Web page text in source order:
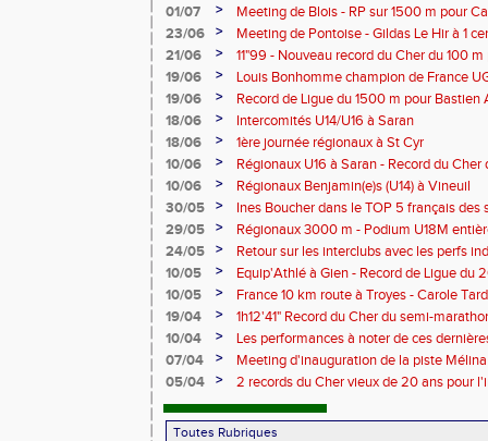
01/07
>
Meeting de Blois - RP sur 1500 m pour
23/06
>
Meeting de Pontoise - Gildas Le Hir à 1
Cher sur 800 m
21/06 >
11"99 - Nouveau record du Cher du 100
19/06
>
Louis Bonhomme champion de France
5'45"83
19/06 >
Record de Ligue du 1500 m pour
18/06
>
Intercomités U14/U16 à Saran
18/06
>
1ère journée régionaux à St Cyr
10/06
>
Régionaux U16 à Saran - Record du
Bonhomme - 2'38"80
10/06 >
Régionaux Benjamin(e)s (U14) à Vineuil
30/05
>
Ines Boucher dans le TOP 5 français des
29/05
>
Régionaux 3000 m - Podium U18M
24/05
>
Retour sur les interclubs avec les perfs
10/05
>
Equip'Athlé à Gien - Record de Ligue du
Picy en 6'33"53
10/05 >
France 10 km route à Troyes - Carole
19/04
>
1h12'41" Record du Cher du semi-
10/04
>
Les performances à noter de ces
07/04
>
Meeting d'inauguration de la piste
05/04
>
2 records du Cher vieux de 20 ans pour